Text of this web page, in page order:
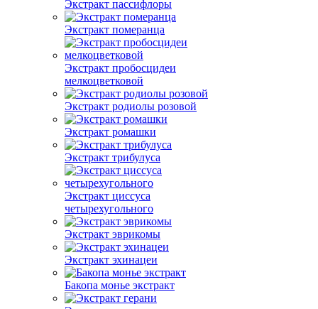
Экстракт пассифлоры
Экстракт померанца
Экстракт пробосцидеи
мелкоцветковой
Экстракт родиолы розовой
Экстракт ромашки
Экстракт трибулуса
Экстракт циссуса
четырехугольного
Экстракт эврикомы
Экстракт эхинацеи
Бакопа монье экстракт